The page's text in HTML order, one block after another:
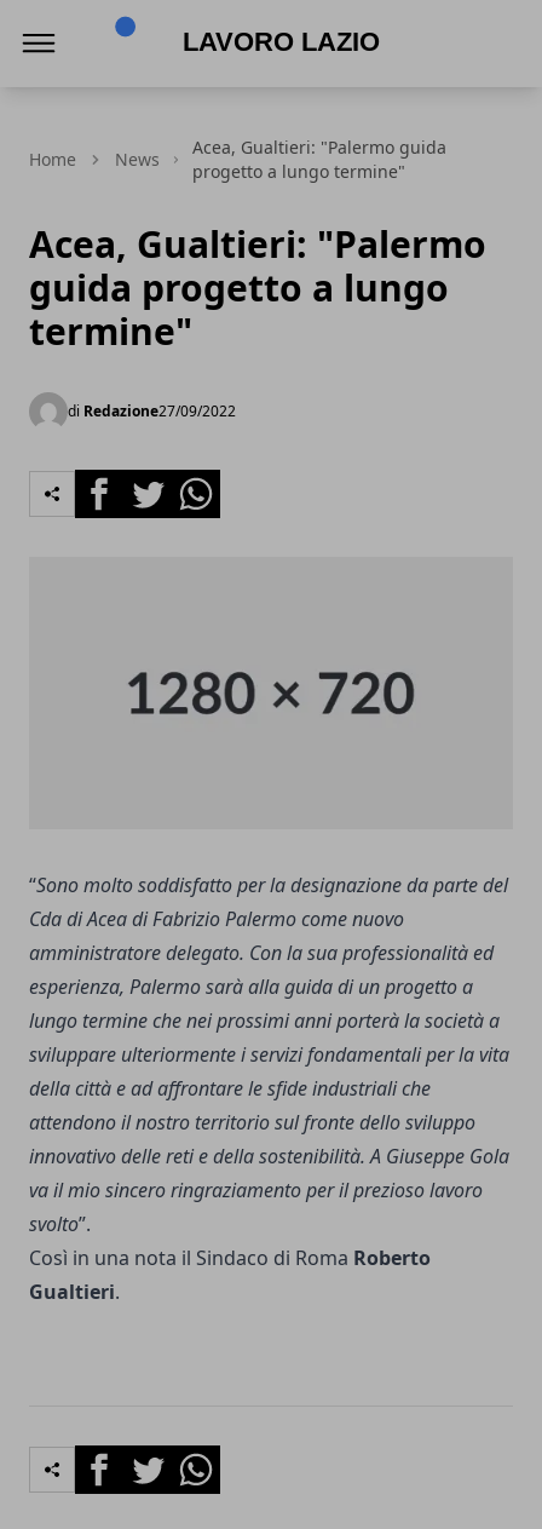
Home News
Acea, Gualtieri: "Palermo guida
progetto a lungo termine"
Acea, Gualtieri: "Palermo
guida progetto a lungo
termine"
di Redazione27/09/2022
FacebookTwitterWhatsapp
“Sono molto soddisfatto per la designazione da parte del
Cda di Acea di Fabrizio Palermo come nuovo
amministratore delegato. Con la sua professionalità ed
esperienza, Palermo sarà alla guida di un progetto a
lungo termine che nei prossimi anni porterà la società a
sviluppare ulteriormente i servizi fondamentali per la vita
della città e ad affrontare le sfide industriali che
attendono il nostro territorio sul fronte dello sviluppo
innovativo delle reti e della sostenibilità. A Giuseppe Gola
va il mio sincero ringraziamento per il prezioso lavoro
svolto”.
Così in una nota il Sindaco di Roma Roberto
Gualtieri.
FacebookTwitterWhatsapp